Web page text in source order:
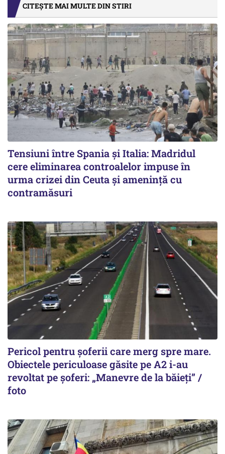
CITEȘTE MAI MULTE DIN STIRI
Tensiuni între Spania și Italia: Madridul
cere eliminarea controalelor impuse în
urma crizei din Ceuta și amenință cu
contramăsuri
Pericol pentru șoferii care merg spre mare.
Obiectele periculoase găsite pe A2 i-au
revoltat pe șoferi: „Manevre de la băieți” /
foto